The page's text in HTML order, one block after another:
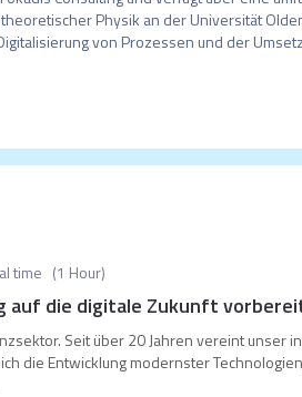
Physik an der Universität
von Prozessen und der
time (1 Hour)
auf die digitale Zukunft
Seit über 20 Jahren vereint unser
die Entwicklung modernster